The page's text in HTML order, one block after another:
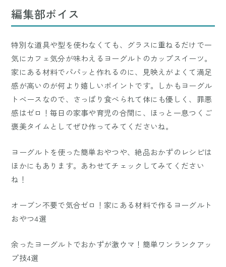
編集部ボイス
特別な道具や型を使わなくても、グラスに重ねるだけで一
気にカフェ気分が味わえるヨーグルトのカップスイーツ。
家にある材料でパパッと作れるのに、見映えがよくて満足
感が高いのが何より嬉しいポイントです。しかもヨーグル
トベースなので、さっぱり食べられて体にも優しく、罪悪
感はゼロ！毎日の家事や育児の合間に、ほっと一息つくご
褒美タイムとしてぜひ作ってみてくださいね。
ヨーグルトを使った簡単おやつや、絶品おかずのレシピは
ほかにもあります。あわせてチェックしてみてください
ね！
オーブン不要で気合ゼロ！家にある材料で作るヨーグルト
おやつ4選
余ったヨーグルトでおかずが激ウマ！簡単ワンランクアッ
プ技4選